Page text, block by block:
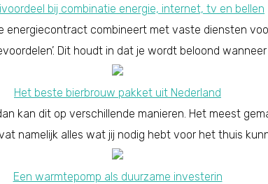
bij combinatie energie, internet, tv en bellen
energiecontract combineert met vaste diensten
Dit houdt in dat je wordt beloond
Het beste bierbrouw pakket uit Nederland
kan dit op verschillende manieren. Het meest
namelijk alles wat jij nodig hebt voor het thuis
Een warmtepomp als duurzame investerin